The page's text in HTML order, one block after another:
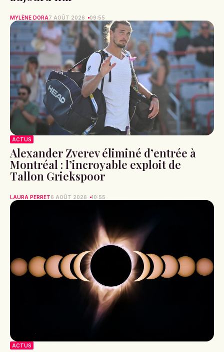
MYLÈNE DORA7 AOÛT 2026 09:55
ACTUS
Alexander Zverev éliminé d’entrée à
Montréal : l’incroyable exploit de
Tallon Griekspoor
LAURA PERRET6 AOÛT 2026 10:55
ACTUS